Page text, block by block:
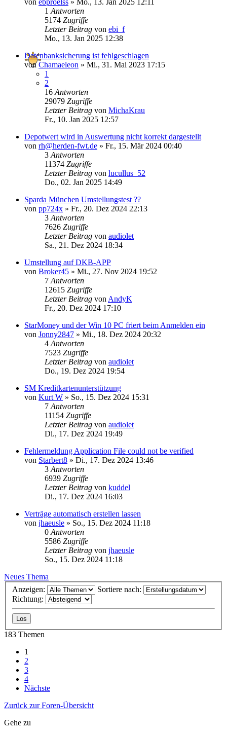
1 Antworten
5174 Zugriffe
Letzter Beitrag von ebi_f
Mo., 13. Jan 2025 12:38
Datenbanksicherung ist fehlgeschlagen
vonChamaeleon » Mi., 31. Mai 2023 17:15
1
2
16 Antworten
29079 Zugriffe
Letzter Beitrag von MichaKrau
Fr., 10. Jan 2025 12:57
Depotwert wird in Auswertung nicht korrekt dargestellt
von rh@herden-fwt.de » Fr., 15. Mär 2024 00:40
3 Antworten
11374 Zugriffe
Letzter Beitrag von lucullus_52
Do., 02. Jan 2025 14:49
Sparda München Umstellungstest ??
von pp724x » Fr., 20. Dez 2024 22:13
3 Antworten
7626 Zugriffe
Letzter Beitrag von audiolet
Sa., 21. Dez 2024 18:34
Umstellung auf DKB-APP
von Broker45 » Mi., 27. Nov 2024 19:52
7 Antworten
12615 Zugriffe
Letzter Beitrag von AndyK
Fr., 20. Dez 2024 17:10
StarMoney und der Win 10 PC friert beim Anmelden ein
von Jonny2847 » Mi., 18. Dez 2024 20:32
4 Antworten
7523 Zugriffe
Letzter Beitrag von audiolet
Do., 19. Dez 2024 19:54
SM Kreditkartenunterstützung
von Kurt W » So., 15. Dez 2024 15:31
7 Antworten
11154 Zugriffe
Letzter Beitrag von audiolet
Di., 17. Dez 2024 19:49
Fehlermeldung Application File could not be verified
von Starbert8 » Di., 17. Dez 2024 13:46
3 Antworten
6939 Zugriffe
Letzter Beitrag von kuddel
Di., 17. Dez 2024 16:03
Verträge automatisch erstellen lassen
von jhaeusle » So., 15. Dez 2024 11:18
0 Antworten
5586 Zugriffe
Letzter Beitrag von jhaeusle
So., 15. Dez 2024 11:18
Neues Thema
Anzeigen:
Sortiere nach:
Richtung:
183 Themen
1
2
3
4
Nächste
Zurück zur Foren-Übersicht
Gehe zu